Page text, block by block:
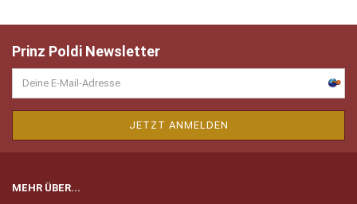
Prinz Poldi Newsletter
MEHR ÜBER...